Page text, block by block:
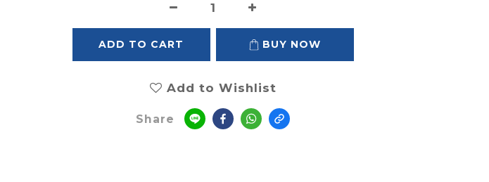
ADD TO CART BUY NOW
Add to Wishlist
Share